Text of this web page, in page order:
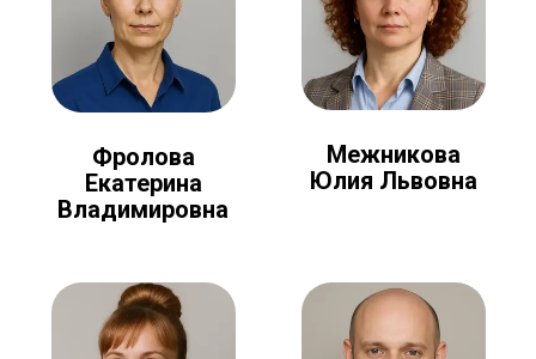
Фролова
Екатерина
Владимировна
Межникова
Юлия Львовна